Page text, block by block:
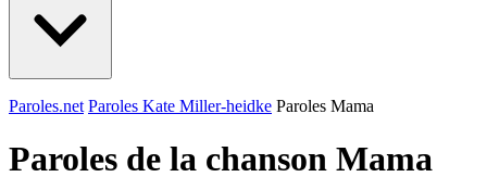
Paroles.net Paroles Kate Miller-heidke Paroles Mama
Paroles de la chanson Mama